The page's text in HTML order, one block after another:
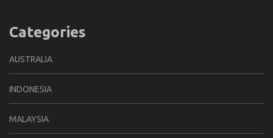
Categories
AUSTRALIA
INDONESIA
MALAYSIA